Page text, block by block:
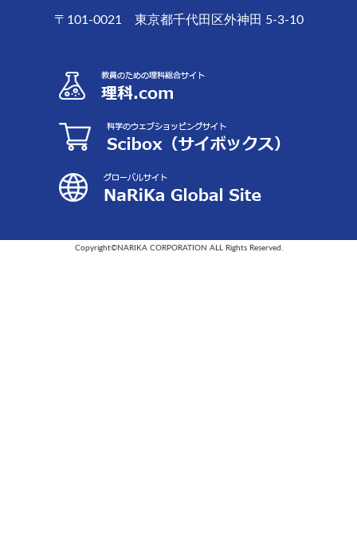
〒101-0021 東京都千代田区外神田 5-3-10
Copyright©NARIKA CORPORATION ALL Rights Reserved.